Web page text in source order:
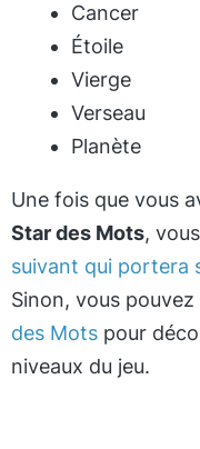
Cancer
Étoile
Vierge
Verseau
Planète
Une fois que vous
Star des Mots,
suivant qui portera
Sinon, vous pouvez
des Mots pour
niveaux du jeu.